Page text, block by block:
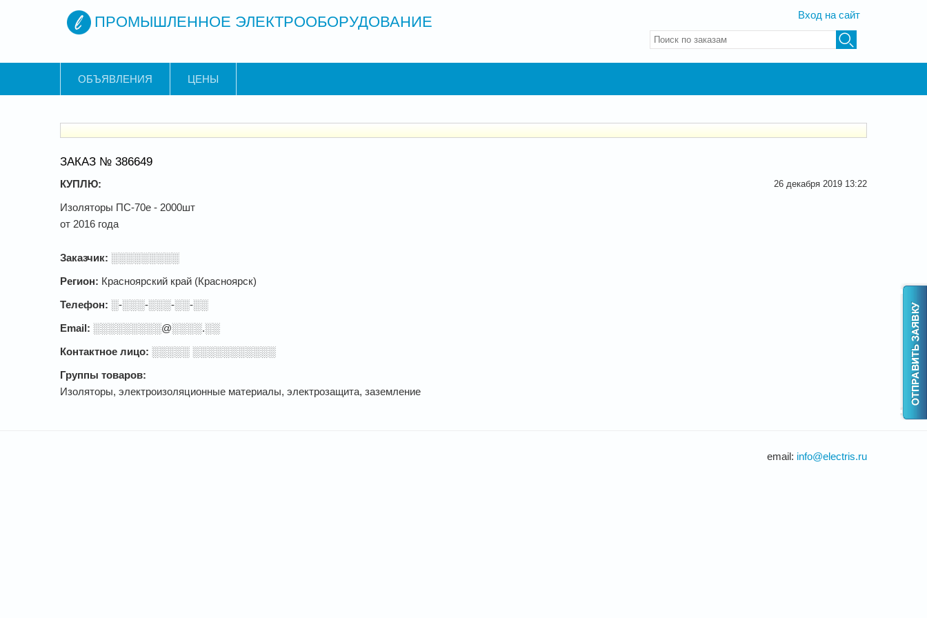
ПРОМЫШЛЕННОЕ ЭЛЕКТРООБОРУДОВАНИЕ Вход на сайт
Введите ключевые слова для поиска
ОБЪЯВЛЕНИЯ ЦЕНЫ
ЗАКАЗ № 386649
26 декабря 2019 13:22
КУПЛЮ:
Изоляторы ПС-70е - 2000шт
от 2016 года
Заказчик: ░░░░░░░░░
Регион: Красноярский край (Красноярск)
Телефон: ░-░░░-░░░-░░-░░
Email: ░░░░░░░░░@░░░░.░░
Контактное лицо: ░░░░░ ░░░░░░░░░░░
Группы товаров:
Изоляторы, электроизоляционные материалы, электрозащита, заземление
email: info@electris.ru